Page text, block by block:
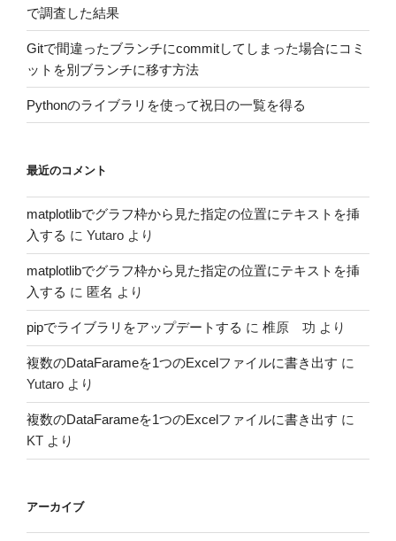
で調査した結果
Gitで間違ったブランチにcommitしてしまった場合にコミ
ットを別ブランチに移す方法
Pythonのライブラリを使って祝日の一覧を得る
最近のコメント
matplotlibでグラフ枠から見た指定の位置にテキストを挿
入する に Yutaro より
matplotlibでグラフ枠から見た指定の位置にテキストを挿
入する に 匿名 より
pipでライブラリをアップデートする に 椎原 功 より
複数のDataFarameを1つのExcelファイルに書き出す に
Yutaro より
複数のDataFarameを1つのExcelファイルに書き出す に
KT より
アーカイブ